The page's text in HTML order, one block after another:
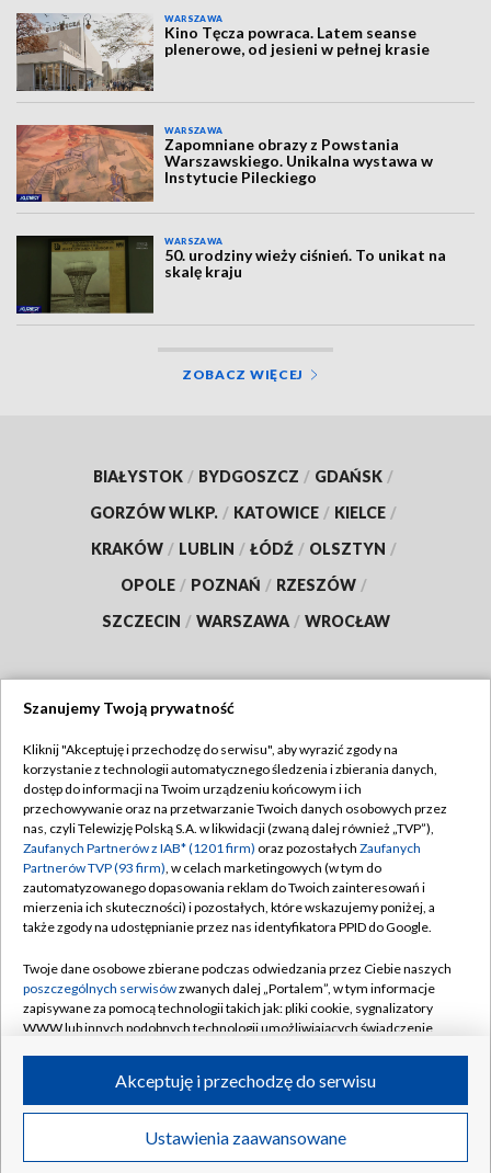
WARSZAWA
Kino Tęcza powraca. Latem seanse
plenerowe, od jesieni w pełnej krasie
WARSZAWA
Zapomniane obrazy z Powstania
Warszawskiego. Unikalna wystawa w
Instytucie Pileckiego
WARSZAWA
50. urodziny wieży ciśnień. To unikat na
skalę kraju
ZOBACZ WIĘCEJ
BIAŁYSTOK / BYDGOSZCZ / GDAŃSK /
GORZÓW WLKP. / KATOWICE / KIELCE /
KRAKÓW / LUBLIN / ŁÓDŹ / OLSZTYN /
OPOLE / POZNAŃ / RZESZÓW /
SZCZECIN / WARSZAWA / WROCŁAW
TVP
Abonament TVP
Emisja w TVP
Centrum informacji TVP
Naziemna Telewizja Cyfrowa
Rada Programowa
System NOS
Informacje o nadawcy
Program dla prasy
Ogłoszenie przetargowe
Regulamin TVP
Polityka prywatności
Moje zgody
Pomoc
Kontakt
Kanały
©2026 Telewizja Polska S.A. w likwidacji
Szanujemy Twoją prywatność
Kliknij "Akceptuję i przechodzę do serwisu", aby wyrazić zgody na
korzystanie z technologii automatycznego śledzenia i zbierania danych,
dostęp do informacji na Twoim urządzeniu końcowym i ich
przechowywanie oraz na przetwarzanie Twoich danych osobowych przez
nas, czyli Telewizję Polską S.A. w likwidacji (zwaną dalej również „TVP”),
Zaufanych Partnerów z IAB* (1201 firm) oraz pozostałych Zaufanych
Partnerów TVP (93 firm), w celach marketingowych (w tym do
zautomatyzowanego dopasowania reklam do Twoich zainteresowań i
mierzenia ich skuteczności) i pozostałych, które wskazujemy poniżej, a
także zgody na udostępnianie przez nas identyfikatora PPID do Google.
Twoje dane osobowe zbierane podczas odwiedzania przez Ciebie naszych
poszczególnych serwisówzwanych dalej „Portalem”, w tym informacje
zapisywane za pomocą technologii takich jak: pliki cookie, sygnalizatory
WWW lub innych podobnych technologii umożliwiających świadczenie
ruchu w Internecie.
Twoje dane osobowe zbierane podczas odwiedzania przez Ciebie
poszczególnych serwisówna Portalu, takie jak adresy IP, identyfikatory
Ustawienia zaawansowane
Akceptuję i przechodzę do serwisu